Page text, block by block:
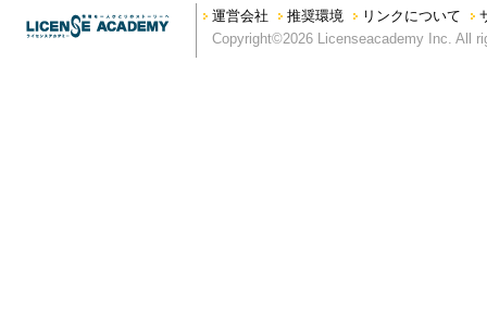
運営会社 推奨環境 リンクについて
Copyright©2026 Licenseacademy Inc. All